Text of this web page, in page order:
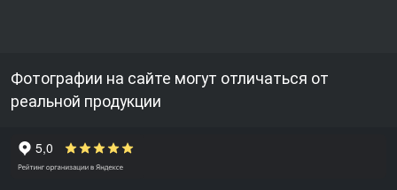
Фотографии на сайте могут отличаться от
реальной продукции